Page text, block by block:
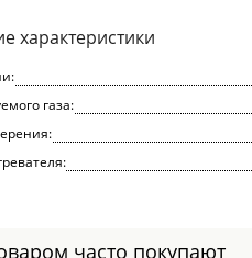
характеристики
газа:
часто покупают